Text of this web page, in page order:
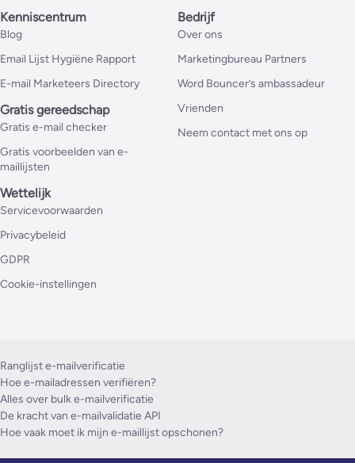
Kenniscentrum
Blog
Email Lijst Hygiëne Rapport
E-mail Marketeers Directory
Gratis gereedschap
Gratis e-mail checker
Gratis voorbeelden van e-
maillijsten
Bedrijf
Over ons
Marketingbureau Partners
Word Bouncer’s ambassadeur
Vrienden
Neem contact met ons op
Wettelijk
Servicevoorwaarden
Privacybeleid
GDPR
Cookie-instellingen
Ranglijst e-mailverificatie
Hoe e-mailadressen verifiëren?
Alles over bulk e-mailverificatie
De kracht van e-mailvalidatie API
Hoe vaak moet ik mijn e-maillijst opschonen?